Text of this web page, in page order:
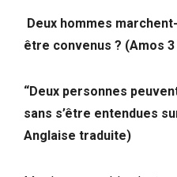
Deux hommes
être convenus ? (Amos 3
“Deux personnes
sans s’être entendues
Anglaise traduite)